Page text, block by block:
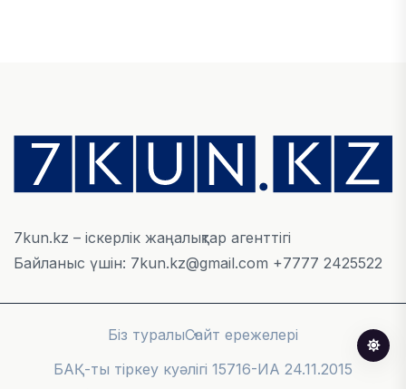
ҚАРЖЫ
Отбасы банктің қолдауымен 1,5 жыл ішінде 40
мыңға жуық отбасы қоныс тойын тойлады
Freedom Travel іссапар ұйымдастыратын ЖИ
7kun.kz – іскерлік жаңалықтар агенттігі
Байланыс үшін: 7kun.kz@gmail.com +7777 2425522
Біз туралыСайт ережелері
БАҚ-ты тіркеу куәлігі 15716-ИА 24.11.2015